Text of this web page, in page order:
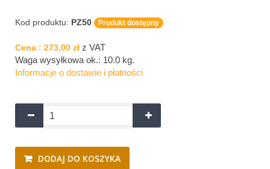
Kod produktu: PZ50 Produkt dostępny
Cena : 273,00 zł z VAT
Waga wysyłkowa ok.: 10.0 kg.
Informacje o dostawie i płatności
DODAJ DO KOSZYKA